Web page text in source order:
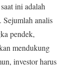
ini adalah
analis
pendek,
mendukung
investor harus